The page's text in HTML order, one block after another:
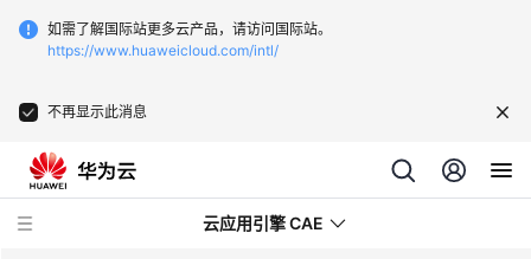
如需了解国际站更多云产品，请访问国际站。
https://www.huaweicloud.com/intl/
不再显示此消息
云应用引擎 CAE